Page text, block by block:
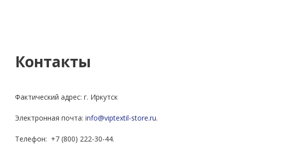
Контакты
Фактический адрес: г. Иркутск
Электронная почта: info@viptextil-store.ru.
Телефон: +7 (800) 222-30-44.